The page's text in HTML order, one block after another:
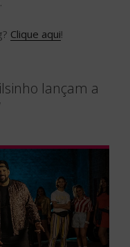
Clique aqui!
lançam a